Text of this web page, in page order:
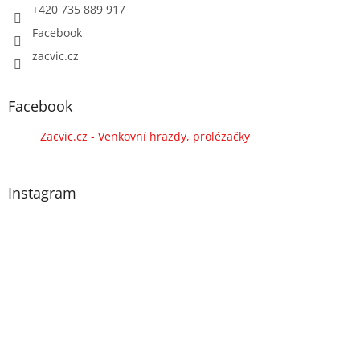
+420 735 889 917
Facebook
zacvic.cz
Facebook
Zacvic.cz - Venkovní hrazdy, prolézačky
Instagram